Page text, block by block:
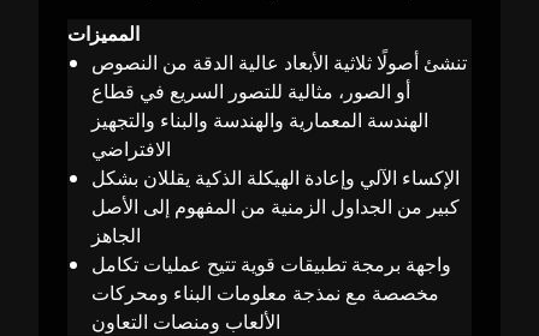
المميزات
تنشئ أصولًا ثلاثية الأبعاد عالية الدقة من النصوص
أو الصور، مثالية للتصور السريع في قطاع
الهندسة المعمارية والهندسة والبناء والتجهيز
الافتراضي
الإكساء الآلي وإعادة الهيكلة الذكية يقللان بشكل
كبير من الجداول الزمنية من المفهوم إلى الأصل
الجاهز
واجهة برمجة تطبيقات قوية تتيح عمليات تكامل
مخصصة مع نمذجة معلومات البناء ومحركات
الألعاب ومنصات التعاون